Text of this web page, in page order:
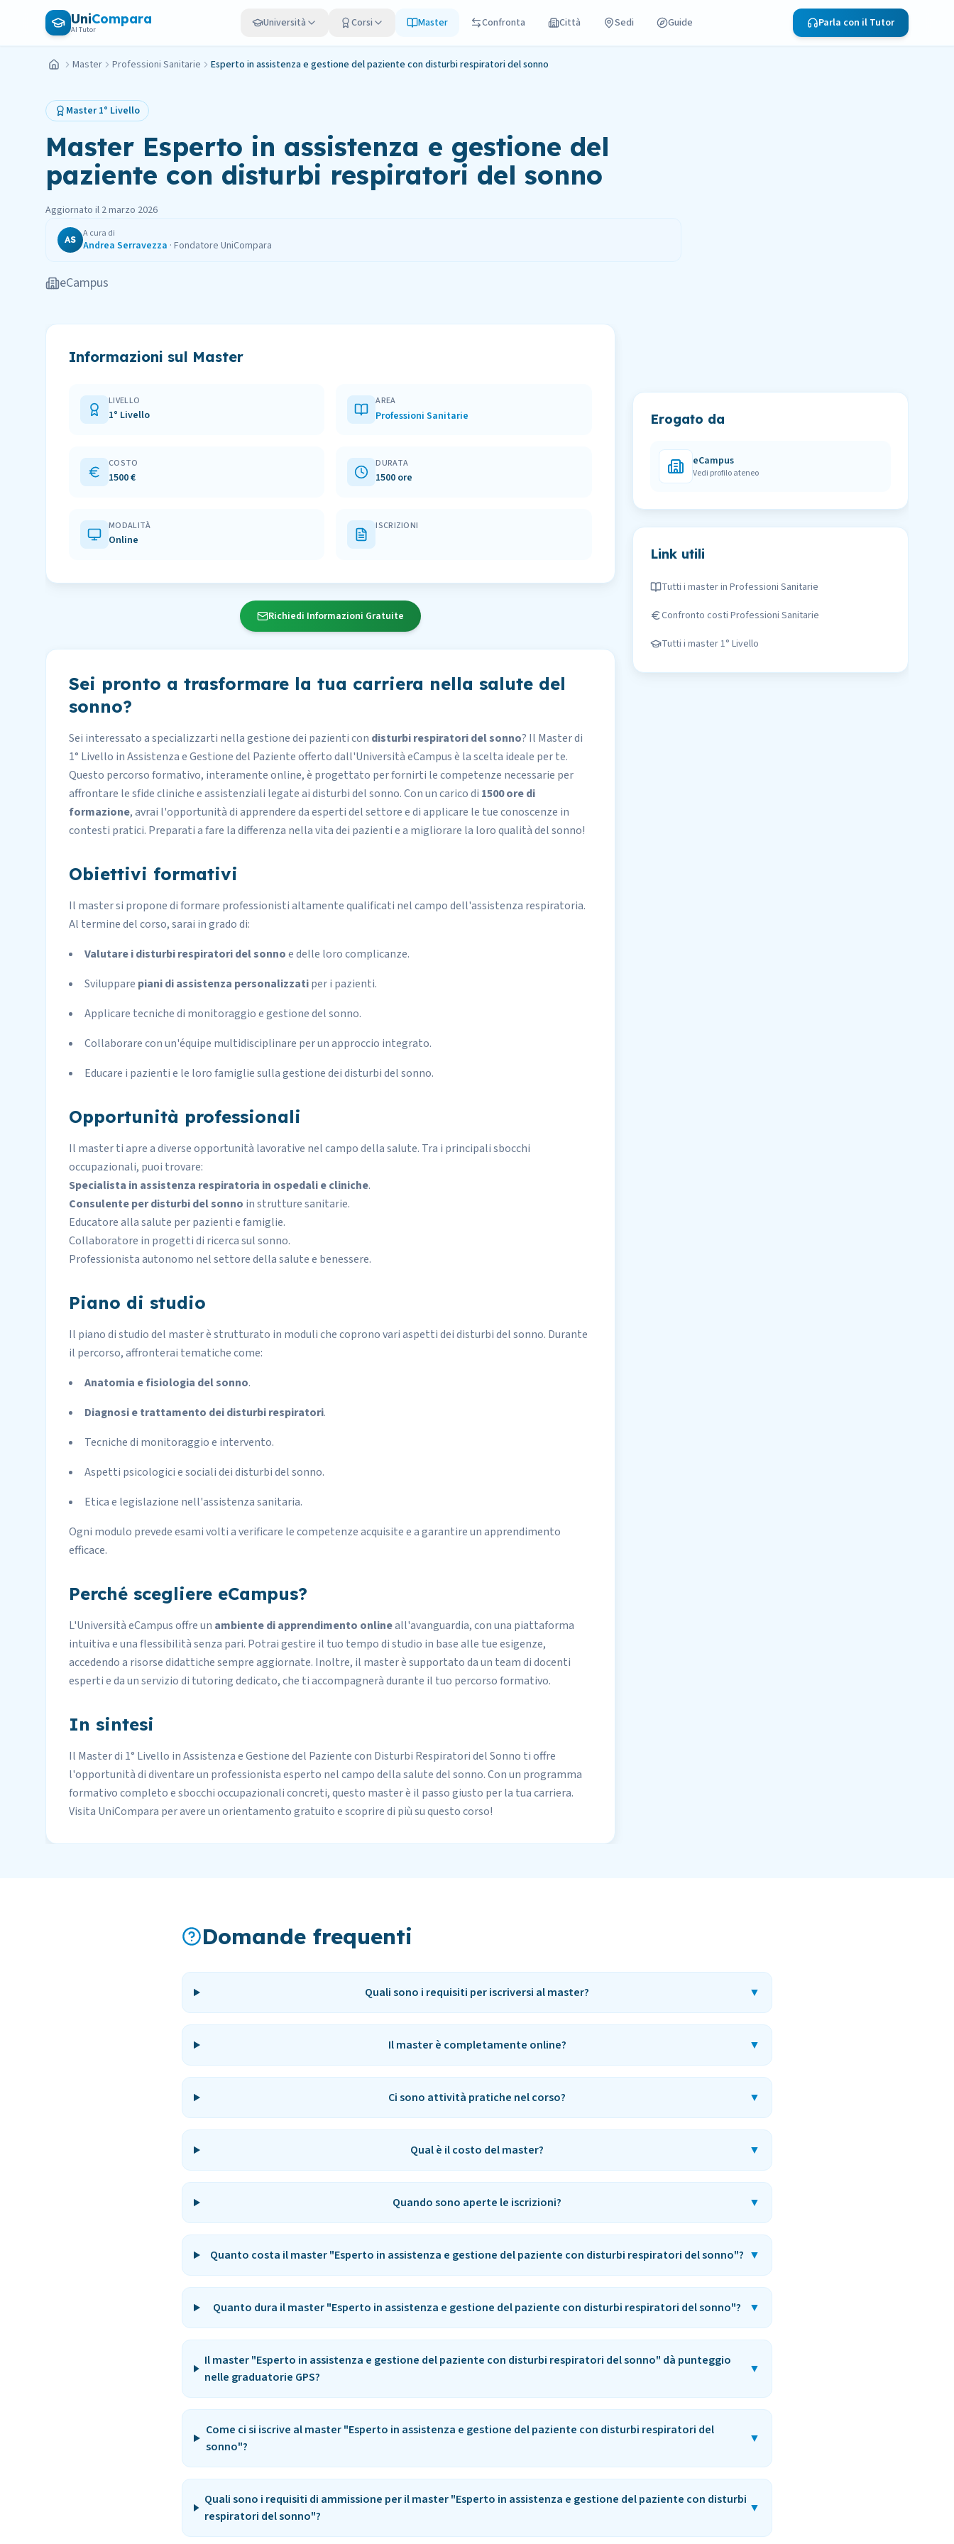
Vai al contenuto principale
UniCompara
AI Tutor Università Corsi Master Confronta Città Sedi Guide Parla con il Tutor
Home Master Professioni Sanitarie Esperto in assistenza e gestione del paziente con disturbi respiratori del sonno
Master1° Livello
Master Esperto in assistenza e gestione del
paziente con disturbi respiratori del sonno
Aggiornato il 2 marzo 2026
AS
A cura di
Andrea Serravezza · Fondatore UniCompara
eCampus
Informazioni sul Master
LIVELLO
1° Livello
AREA
Professioni Sanitarie
COSTO
1500 €
DURATA
1500 ore
MODALITÀ
Online
ISCRIZIONI
Richiedi Informazioni Gratuite
Sei pronto a trasformare la tua carriera nella salute del
sonno?
Sei interessato a specializzarti nella gestione dei pazienti con disturbi respiratori del sonno? Il Master di
1° Livello in Assistenza e Gestione del Pazienteofferto dall'Università eCampusè la scelta ideale per te.
Questo percorso formativo, interamente online, è progettato per fornirti le competenze necessarie per
affrontare le sfide cliniche e assistenziali legate ai disturbi del sonno. Con un carico di 1500 ore di
formazione, avrai l'opportunità di apprendere da esperti del settore e di applicare le tue conoscenze in
contesti pratici. Preparati a fare la differenza nella vita dei pazienti e a migliorare la loro qualità del sonno!
Obiettivi formativi
Il master si propone di formare professionisti altamente qualificati nel campo dell'assistenza respiratoria.
Al termine del corso, sarai in grado di:
Valutare i disturbi respiratori del sonnoe delle loro complicanze.
Sviluppare piani di assistenza personalizzatiper i pazienti.
Applicare tecniche di monitoraggio e gestione del sonno.
Collaborare con un'équipe multidisciplinare per un approccio integrato.
Educare i pazienti e le loro famiglie sulla gestione dei disturbi del sonno.
Opportunità professionali
Il master ti apre a diverse opportunità lavorative nelcampo della salute. Tra i principali sbocchi
occupazionali, puoi trovare:
Specialista in assistenza respiratoria in ospedali e cliniche.
Consulente per disturbi del sonno in strutture sanitarie.
Educatore alla salute per pazienti e famiglie.
Collaboratore in progetti di ricerca sul sonno.
Professionista autonomo nel settore della salute e benessere.
Piano di studio
Il piano di studio del master è strutturato in moduli che coprono vari aspetti dei disturbi del sonno. Durante
il percorso, affronterai tematiche come:
Anatomia e fisiologia del sonno.
Diagnosi e trattamento dei disturbi respiratori.
Tecniche di monitoraggio e intervento.
Aspetti psicologici e sociali dei disturbi del sonno.
Etica e legislazione nell'assistenza sanitaria.
Ogni modulo prevede esami volti a verificare le competenze acquisite e a garantire un apprendimento
efficace.
Perché scegliere eCampus?
L'Università eCampus offre un ambiente di apprendimento onlineall'avanguardia, con una piattaforma
intuitiva e una flessibilità senza pari. Potrai gestire il tuo tempo di studio in base alle tue esigenze,
accedendo a risorse didattiche sempre aggiornate. Inoltre, il master è supportato da un team di docenti
esperti e da un servizio di tutoring dedicato, che ti accompagnerà durante il tuo percorso formativo.
In sintesi
Il Master di 1° Livello in Assistenza e Gestione del Paziente con Disturbi Respiratori del Sonno ti offre
l'opportunità di diventare un professionista esperto nel campo della salute del sonno. Con un programma
formativo completo e sbocchi occupazionali concreti, questo master è il passo giusto per la tua carriera.
Visita UniCompara per avere un orientamento gratuito e scoprire di più su questo corso!
Erogato da
eCampus
Vedi profilo ateneo
Link utili
Tutti i master in Professioni Sanitarie
Confronto costi Professioni Sanitarie
Tutti i master1° Livello
Domande frequenti
Quali sono i requisiti per iscriversi al master? ▼
Il master è completamente online? ▼
Ci sono attività pratiche nel corso? ▼
Qual è il costo del master? ▼
Quando sono aperte le iscrizioni? ▼
Quanto costa il master "Esperto in assistenza e gestione del paziente con disturbi respiratori del sonno"? ▼
Quanto dura il master "Esperto in assistenza e gestione del paziente con disturbi respiratori del sonno"? ▼
Il master "Esperto in assistenza e gestione del paziente con disturbi respiratori del sonno" dà punteggio
nelle graduatorie GPS?
▼
Come ci si iscrive al master "Esperto in assistenza e gestione del paziente con disturbi respiratori del
sonno"?
▼
Quali sono i requisiti di ammissione per il master "Esperto in assistenza e gestione del paziente con disturbi
respiratori del sonno"?
▼